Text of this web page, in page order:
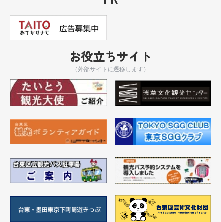
お役立ちサイト
（外部サイトに遷移します）